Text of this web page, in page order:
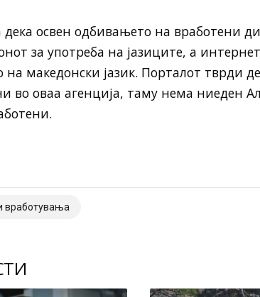
освен одбивањето на вработени
за употреба на јазиците, а
на македонски јазик. Порталот тврди
во оваа агенција, таму нема ниеден
вработувања